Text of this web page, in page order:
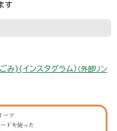
す
)(インスタグラム） （外部リン